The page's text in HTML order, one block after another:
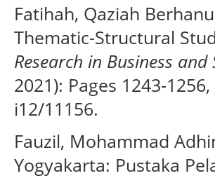
Fatihah, Qaziah
Thematic-Structural
Research in Business and
2021): Pages 1243-
i12/11156.
Fauzil, Mohammad
Yogyakarta: Pustaka